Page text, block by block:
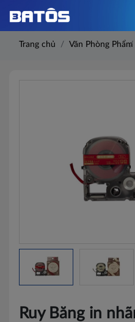
Trang chủ Văn Phòng Phẩm
Ruy Băng in